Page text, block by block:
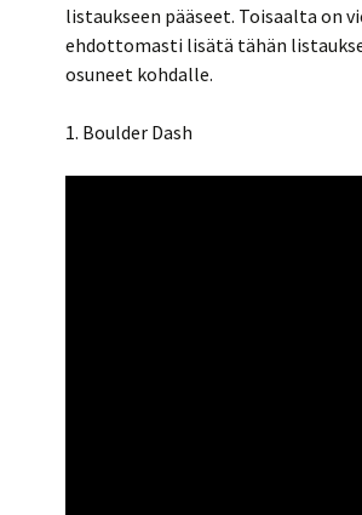
listaukseen pääseet. Toisaalta on
ehdottomasti lisätä tähän
osuneet kohdalle.
1. Boulder Dash